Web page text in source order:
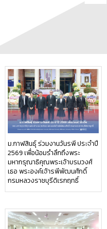
ม.กาฬสินธุ์ ร่วมงานวันรพี ประจำปี
2569 เพื่อน้อมรำลึกถึงพระ
มหากรุณาธิคุณพระเจ้าบรมวงศ์
เธอ พระองค์เจ้ารพีพัฒนศักดิ์
กรมหลวงราชบุรีดิเรกฤทธิ์